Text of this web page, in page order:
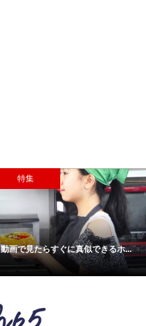
特集
動画で見たらすぐに真似できるホ...